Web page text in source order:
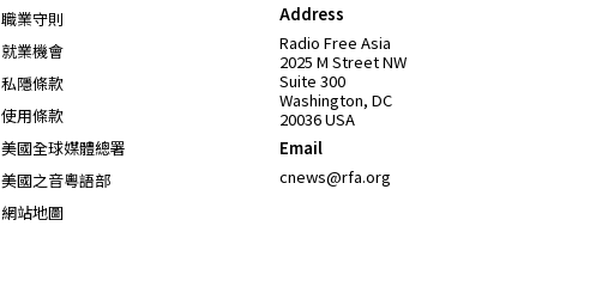
職業守則
就業機會
私隱條款
使用條款
美國全球媒體總署 Opens in new window
美國之音粵語部Opens in new window
網站地圖Opens in new window
Address
Radio Free Asia
2025 M Street NW
Suite 300
Washington, DC
20036 USA
Email
cnews@rfa.org